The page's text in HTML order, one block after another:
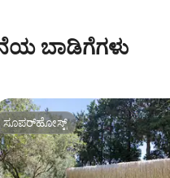
ರೇಟಿಂಗ್, 23 ವಿಮರ್ಶೆಗಳು
ಬಾಡಿಗೆಗಳು
ಸೂಪರ್‌ಹೋಸ್ಟ್
ಸೂಪರ್‌ಹೋಸ್ಟ್